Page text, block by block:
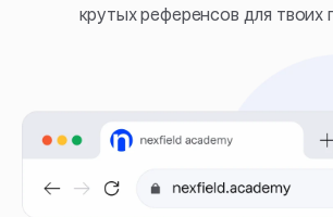
крутых референсов для твоих